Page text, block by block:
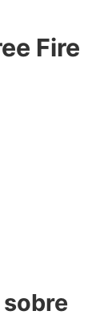
Fire